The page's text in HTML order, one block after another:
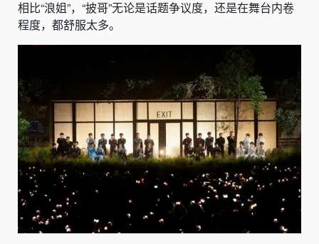
相比“浪姐”，“披哥”无论是话题争议度，还是在舞台内卷
程度，都舒服太多。